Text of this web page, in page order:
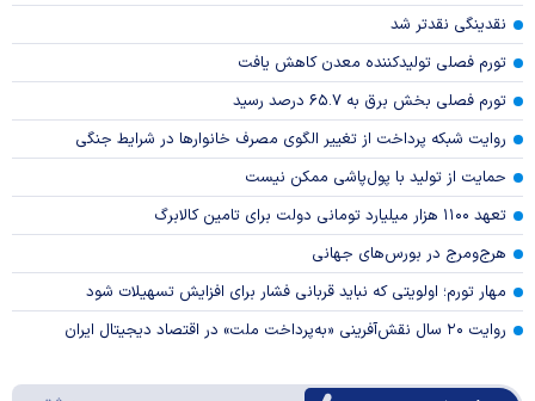
نقدینگی نقدتر شد
تورم فصلی تولیدکننده معدن کاهش یافت
تورم فصلی بخش برق به ۶۵.۷ درصد رسید
روایت شبکه پرداخت از تغییر الگوی مصرف خانوار‌ها در شرایط جنگی
حمایت از تولید با پول‌پاشی ممکن نیست
تعهد ۱۱۰۰ هزار میلیارد تومانی دولت برای تامین کالابرگ
هرج‌ومرج در بورس‌های جهانی
مهار تورم؛ اولویتی که نباید قربانی فشار برای افزایش تسهیلات شود
روایت ۲۰ سال نقش‌آفرینی «به‌پرداخت ملت» در اقتصاد دیجیتال ایران